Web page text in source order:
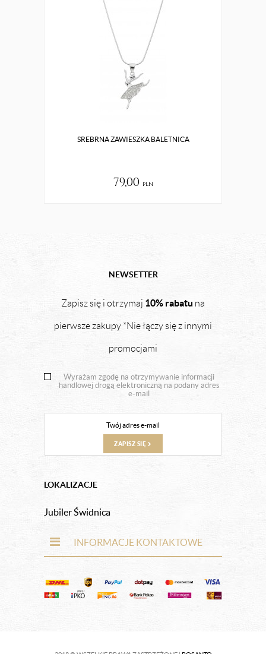
SREBRNA ZAWIESZKA BALETNICA
79,00 pln
NEWSETTER
Zapisz się i otrzymaj 10% rabatu na
pierwsze zakupy *Nie łączy się z innymi
promocjami
Wyrażam zgodę na otrzymywanie informacji
handlowej drogą elektroniczną na podany adres
e-mail
ZAPISZ SIĘ
LOKALIZACJE
Jubiler Świdnica
INFORMACJE KONTAKTOWE